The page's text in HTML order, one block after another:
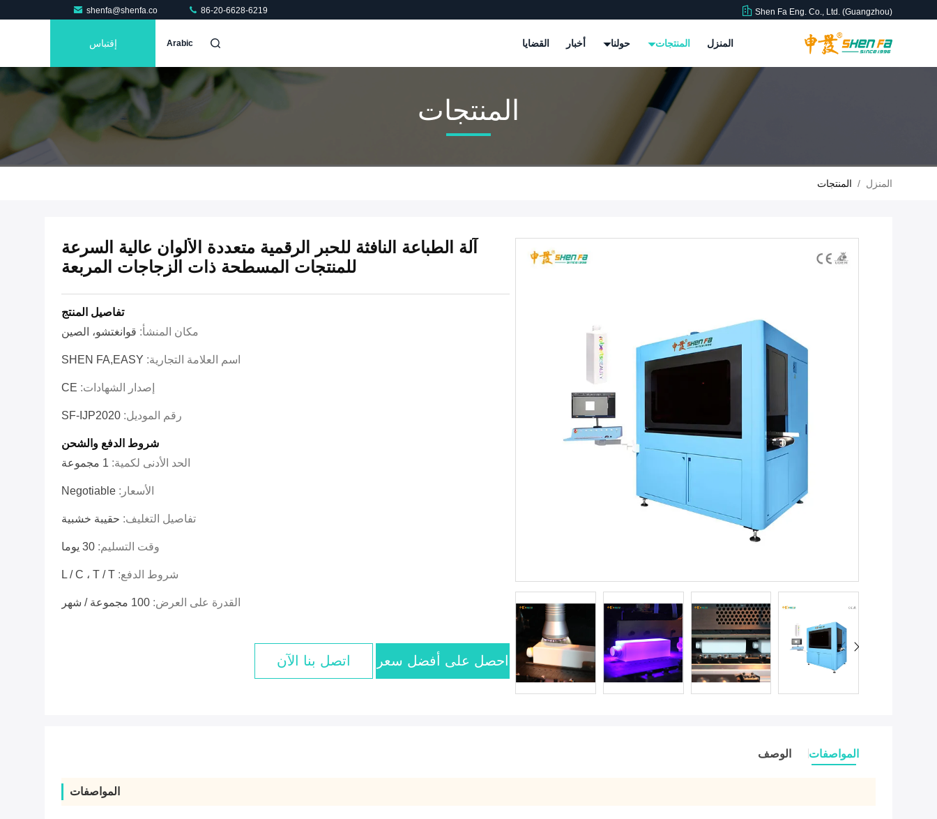
Shen Fa Eng. Co., Ltd. (Guangzhou)
shenfa@shenfa.co 86-20-6628-6219
المنزل المنتجات حولنا أخبار القضايا Arabic إقتباس
المنتجات
المنزل / المنتجات
آلة الطباعة النافثة للحبر الرقمية متعددة الألوان عالية السرعة
للمنتجات المسطحة ذات الزجاجات المربعة
تفاصيل المنتج
مكان المنشأ: قوانغتشو، الصين
اسم العلامة التجارية: SHEN FA,EASY
إصدار الشهادات: CE
رقم الموديل: SF-IJP2020
شروط الدفع والشحن
الحد الأدنى لكمية: 1 مجموعة
الأسعار: Negotiable
تفاصيل التغليف: حقيبة خشبية
وقت التسليم: 30 يوما
شروط الدفع: L / C ، T / T
القدرة على العرض: 100 مجموعة / شهر
احصل على أفضل سعر اتصل بنا الآن
المواصفات الوصف
المواصفات